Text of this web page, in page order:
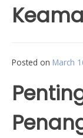
Posted on March